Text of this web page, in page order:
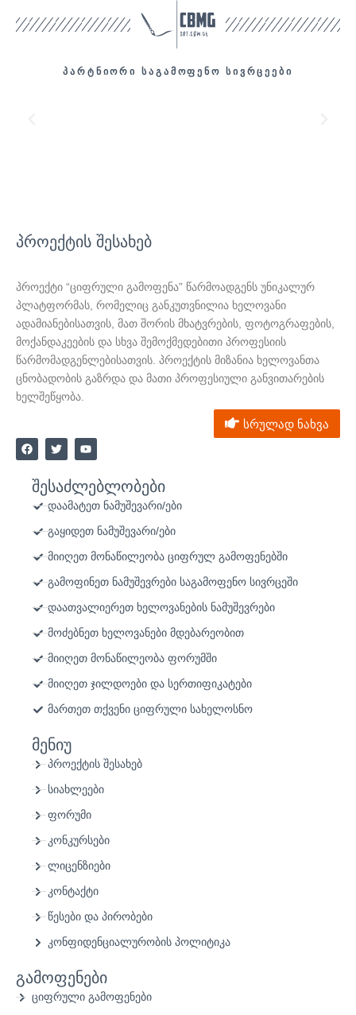
პარტნიორი საგამოფენო სივრცეები
პროექტის შესახებ
პროექტი “ციფრული გამოფენა” წარმოადგენს უნიკალურ
პლატფორმას, რომელიც განკუთვნილია ხელოვანი
ადამიანებისათვის, მათ შორის მხატვრების, ფოტოგრაფების,
მოქანდაკეების და სხვა შემოქმედებითი პროფესიის
წარმომადგენლებისათვის. პროექტის მიზანია ხელოვანთა
ცნობადობის გაზრდა და მათი პროფესიული განვითარების
ხელშეწყობა.
სრულად ნახვა
F
a
c
e
b
o
T
w
i
t
r
Y
o
u
u
b
e
შესაძლებლობები
დაამატეთ ნამუშევარი/ები
გაყიდეთ ნამუშევარი/ები
მიიღეთ მონაწილეობა ციფრულ გამოფენებში
გამოფინეთ ნამუშევრები საგამოფენო სივრცეში
დაათვალიერეთ ხელოვანების ნამუშევრები
მოძებნეთ ხელოვანები მდებარეობით
მიიღეთ მონაწილეობა ფორუმში
მიიღეთ ჯილდოები და სერთიფიკატები
მართეთ თქვენი ციფრული სახელოსნო
მენიუ
პროექტის შესახებ
სიახლეები
ფორუმი
კონკურსები
ლიცენზიები
კონტაქტი
წესები და პირობები
კონფიდენციალურობის პოლიტიკა
გამოფენები
ციფრული გამოფენები